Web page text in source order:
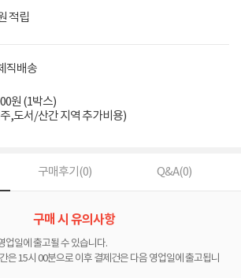
적립
직배송
원 (1박스)
,도서/산간 지역 추가비용)
구매후기(0) Q&A(0)
구매 시 유의사항
업일에 출고될 수 있습니다.
은 15시 00분으로 이후 결제건은 다음 영업일에 출고됩니